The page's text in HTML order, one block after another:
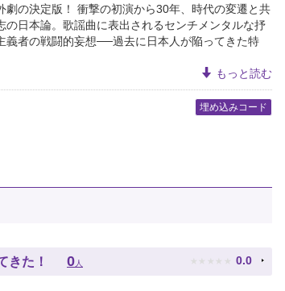
劇の決定版！ 衝撃の初演から30年、時代の変遷と共
の日本論。歌謡曲に表出されるセンチメンタルな抒
義者の戦闘的妄想──過去に日本人が陥ってきた特
もっと読む
埋め込みコード
きた！ 0 人 ★ ★ ★ ★ ★ 0.0